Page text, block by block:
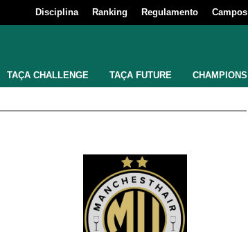
Disciplina Ranking Regulamento Campos
TAÇA CHALLENGE TAÇA FUTURE CHAMPIONS